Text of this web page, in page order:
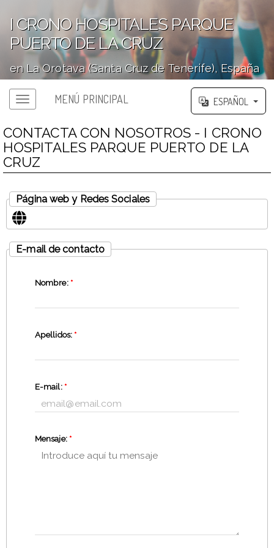
I CRONO HOSPITALES PARQUE
PUERTO DE LA CRUZ
en La Orotava (Santa Cruz de Tenerife), España
MENÚ PRINCIPAL ESPAÑOL
CONTACTA CON NOSOTROS - I CRONO
HOSPITALES PARQUE PUERTO DE LA
CRUZ
Página web y Redes Sociales
E-mail de contacto
Nombre: *
Apellidos: *
E-mail: *
Mensaje: *